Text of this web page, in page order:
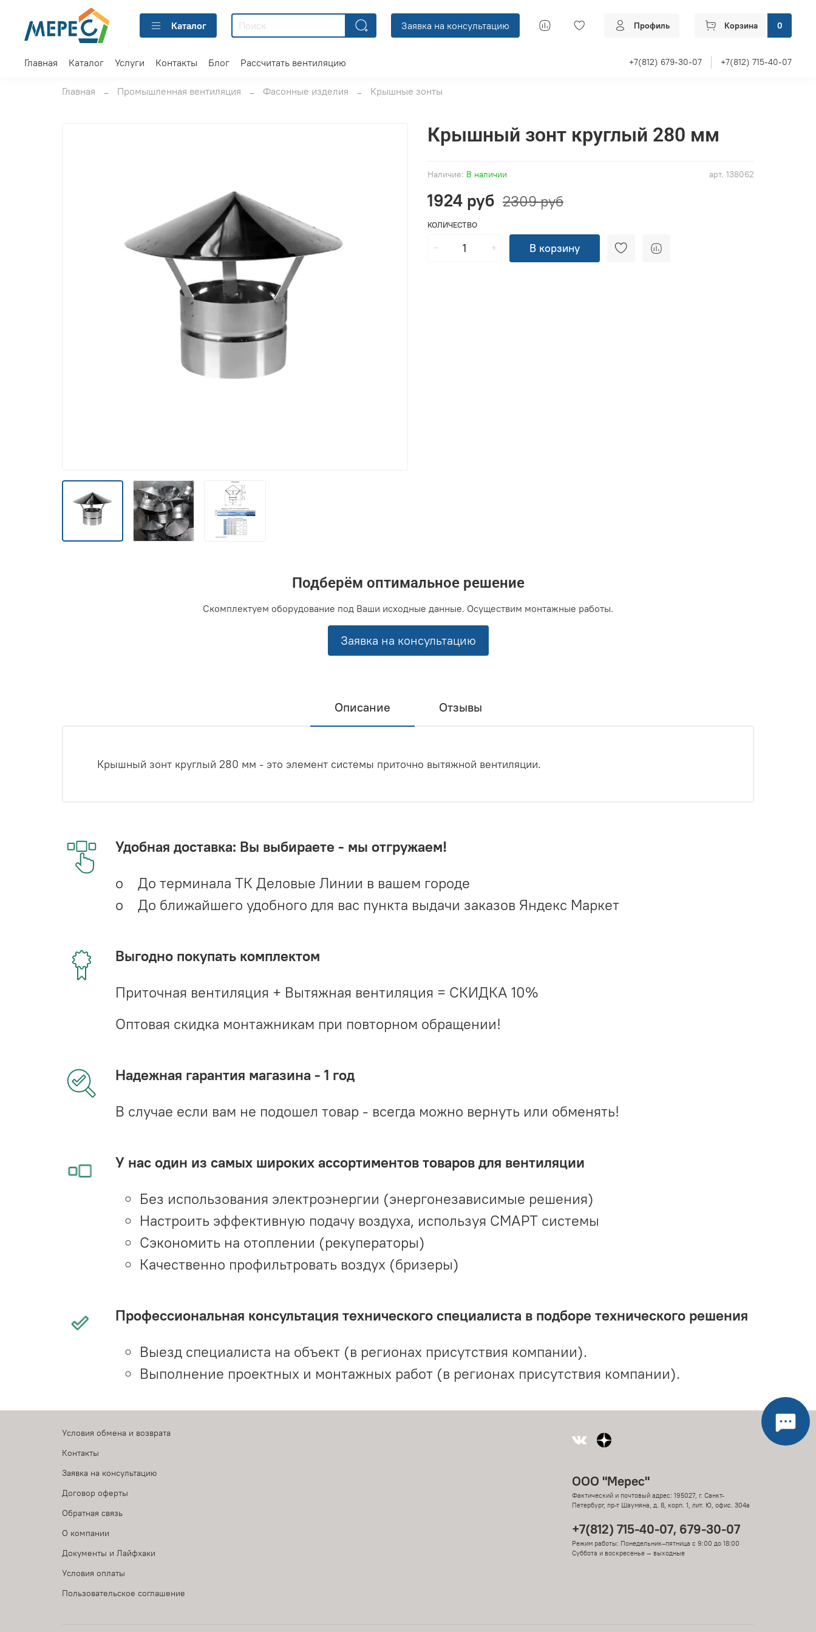
Каталог Заявка на консультацию Профиль Корзина 0
Главная Каталог Услуги Контакты Блог Рассчитать вентиляцию +7(812) 679-30-07 +7(812) 715-40-07
Главная Промышленная вентиляция Фасонные изделия Крышные зонты
арт. 138062
Наличие: В наличии
Крышный зонт круглый 280 мм
1924 руб 2309 руб
КОЛИЧЕСТВО
В корзину
Подберём оптимальное решение
Скомплектуем оборудование под Ваши исходные данные. Осуществим монтажные работы.
Заявка на консультацию
Описание Отзывы
Крышный зонт круглый 280 мм - это элемент системы приточно вытяжной вентиляции.
Удобная доставка: Вы выбираете - мы отгружаем!
o До терминала ТК Деловые Линии в вашем городе
o До ближайшего удобного для вас пункта выдачи заказов Яндекс Маркет
Выгодно покупать комплектом
Приточная вентиляция + Вытяжная вентиляция = СКИДКА 10%
Оптовая скидка монтажникам при повторном обращении!
Надежная гарантия магазина - 1 год
В случае если вам не подошел товар - всегда можно вернуть или обменять!
У нас один из самых широких ассортиментов товаров для вентиляции
Без использования электроэнергии (энергонезависимые решения)
Настроить эффективную подачу воздуха, используя СМАРТ системы
Сэкономить на отоплении (рекуператоры)
Качественно профильтровать воздух (бризеры)
Профессиональная консультация технического специалиста в подборе технического решения
Выезд специалиста на объект (в регионах присутствия компании).
Выполнение проектных и монтажных работ (в регионах присутствия компании).
Условия обмена и возврата
Контакты
Заявка на консультацию
Договор оферты
Обратная связь
О компании
Документы и Лайфхаки
Условия оплаты
Пользовательское соглашение
ООО "Мерес"
Фактический и почтовый адрес: 195027, г. Санкт-
Петербург, пр-т Шаумяна, д. 8, корп. 1, лит. Ю, офис. 304а
+7(812) 715-40-07, 679-30-07
Режим работы: Понедельник–пятница с 9:00 до 18:00
Суббота и воскресенье — выходные